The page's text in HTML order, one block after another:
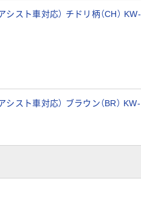
スト車対応） チドリ柄（CH） KW-
スト車対応） ブラウン（BR） KW-